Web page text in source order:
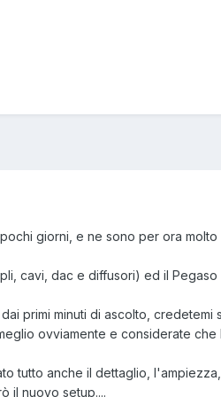
giorni, e ne sono per ora
cavi, dac e diffusori) ed il Pegaso
primi minuti di ascolto, credetemi
ovviamente e considerate che
tutto anche il dettaglio,
il nuovo setup....